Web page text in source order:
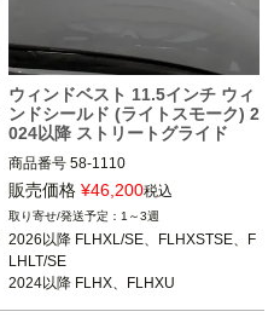
ウィンドベスト 11.5インチ ウィ
ンドシールド (ライトスモーク) 2
024以降 ストリートグライド
商品番号 58-1110
3OT：2310-0893
販売価格 ¥46,200税込
1～3週
2026以降 FLHXL/SE、FLHXSTSE、F
LHLT/SE
2024以降 FLHX、FLHXU